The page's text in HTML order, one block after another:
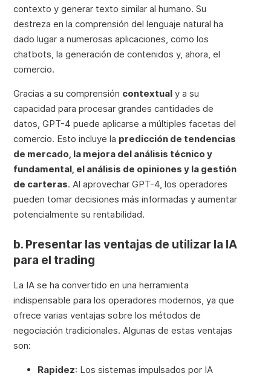
contexto y generar texto similar al humano. Su
destreza en la comprensión del lenguaje natural ha
dado lugar a numerosas aplicaciones, como los
chatbots, la generación de contenidos y, ahora, el
comercio.
Gracias a su comprensión contextual y a su
capacidad para procesar grandes cantidades de
datos, GPT-4 puede aplicarse a múltiples facetas del
comercio. Esto incluye la predicción de tendencias
de mercado, la mejora del análisis técnico y
fundamental, el análisis de opiniones y la gestión
de carteras. Al aprovechar GPT-4, los operadores
pueden tomar decisiones más informadas y aumentar
potencialmente su rentabilidad.
b. Presentar las ventajas de utilizar la IA
para el trading
La IA se ha convertido en una herramienta
indispensable para los operadores modernos, ya que
ofrece varias ventajas sobre los métodos de
negociación tradicionales. Algunas de estas ventajas
son:
Rapidez: Los sistemas impulsados por IA